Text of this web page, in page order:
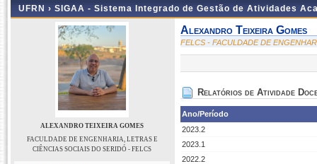
UFRN › SIGAA - Sistema Integrado de Gestão de Atividades
ALEXANDRO TEIXEIRA GOMES
FACULDADE DE ENGENHARIA, LETRAS E
CIÊNCIAS SOCIAIS DO SERIDÓ - FELCS
Alexandro Teixeira Gomes
FELCS - FACULDADE DE
Relatórios de Atividade
Ano/Período
2023.2
2023.1
2022.2